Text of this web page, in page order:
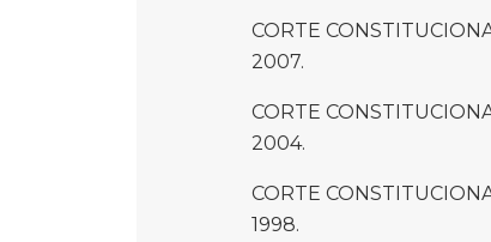
CORTE
2007.
CORTE
2004.
CORTE
1998.